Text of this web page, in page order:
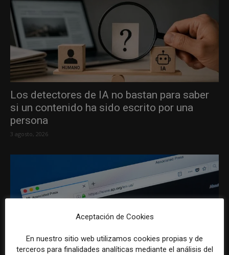
Los detectores de IA no bastan para saber
si un contenido ha sido escrito por una
persona
3 agosto, 2026
Aceptación de Cookies
En nuestro sitio web utilizamos cookies propias y de
terceros para finalidades analíticas mediante el análisis del